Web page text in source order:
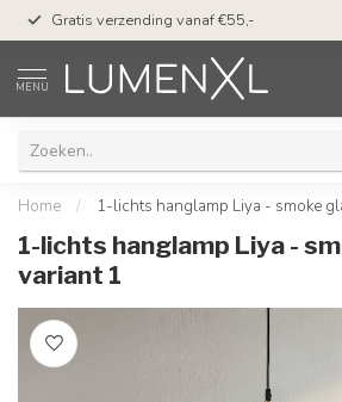
Gratis verzending vanaf €55,-
MENU
Home / 1-lichts hanglamp Liya - smoke
1-lichts hanglamp Liya -
variant 1